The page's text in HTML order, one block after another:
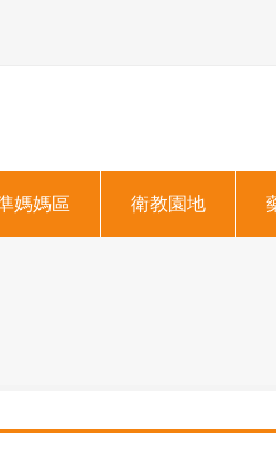
媽媽區 衛教園地